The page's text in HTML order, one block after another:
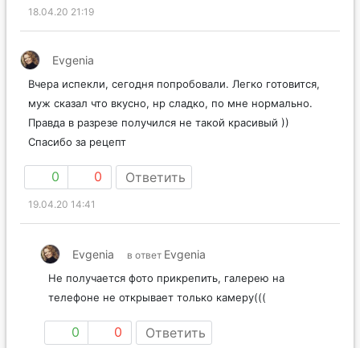
18.04.20 21:19
Evgenia
Вчера испекли, сегодня попробовали. Легко готовится,
муж сказал что вкусно, нр сладко, по мне нормально.
Правда в разрезе получился не такой красивый ))
Спасибо за рецепт
0 0 Ответить
19.04.20 14:41
Evgenia в ответ Evgenia
Не получается фото прикрепить, галерею на
телефоне не открывает только камеру(((
0 0 Ответить